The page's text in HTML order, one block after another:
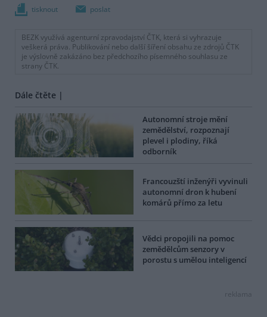
tisknout poslat
BEZK využívá agenturní zpravodajství ČTK, která si vyhrazuje
veškerá práva. Publikování nebo další šíření obsahu ze zdrojů ČTK
je výslovně zakázáno bez předchozího písemného souhlasu ze
strany ČTK.
Dále čtěte |
Autonomní stroje mění
zemědělství, rozpoznají
plevel i plodiny, říká
odborník
Francouzští inženýři vyvinuli
autonomní dron k hubení
komárů přímo za letu
Vědci propojili na pomoc
zemědělcům senzory v
porostu s umělou inteligencí
reklama